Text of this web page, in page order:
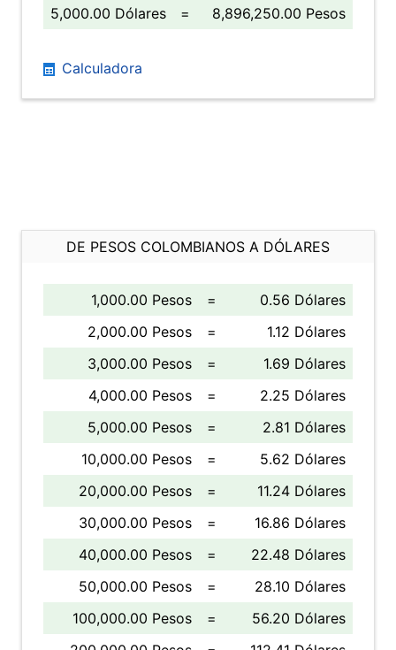
5,000.00 Dólares
= 8,896,250.00 Pesos
Calculadora
DE PESOS COLOMBIANOS A DÓLARES
1,000.00 Pesos =
0.56 Dólares
2,000.00 Pesos
=
1.12 Dólares
3,000.00 Pesos
=
1.69 Dólares
4,000.00 Pesos
=
2.25 Dólares
5,000.00 Pesos
=
2.81 Dólares
10,000.00 Pesos
=
5.62 Dólares
20,000.00 Pesos
=
11.24 Dólares
30,000.00 Pesos
=
16.86 Dólares
40,000.00 Pesos
=
22.48 Dólares
50,000.00 Pesos
=
28.10 Dólares
100,000.00 Pesos
=
56.20 Dólares